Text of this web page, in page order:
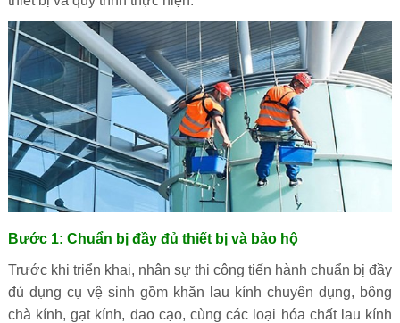
Bước 1: Chuẩn bị đầy đủ thiết bị và bảo hộ
Trước khi triển khai, nhân sự thi công tiến hành chuẩn bị đầy
đủ dụng cụ vệ sinh gồm khăn lau kính chuyên dụng, bông
chà kính, gạt kính, dao cạo, cùng các loại hóa chất lau kính